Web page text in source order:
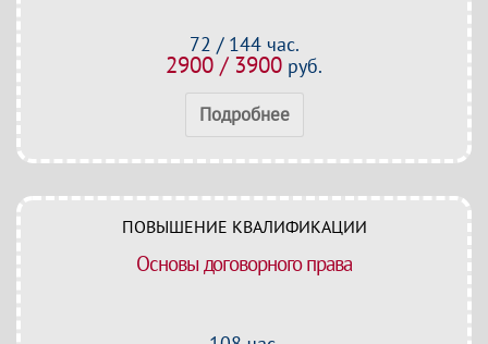
72 / 144 час.
2900 / 3900 руб.
Подробнее
ПОВЫШЕНИЕ КВАЛИФИКАЦИИ
Основы договорного права